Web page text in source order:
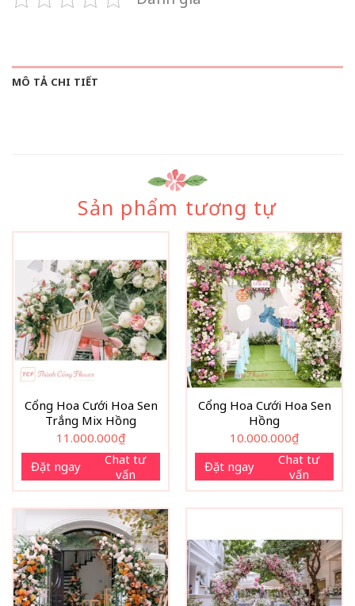
MÔ TẢ CHI TIẾT
Sản phẩm tương tự
Cổng Hoa Cưới Hoa Sen
Trắng Mix Hồng
11.000.000₫
Đặt ngay
Chat tư
vấn
Cổng Hoa Cưới Hoa Sen
Hồng
10.000.000₫
Đặt ngay
Chat tư
vấn